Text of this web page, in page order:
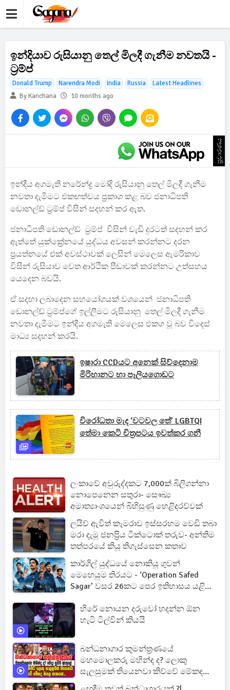
ඉන්දියාව රුසියානු තෙල් මිලදී ගැනීම නවතයි -
ට්‍රම්ප්
Donald Trump Narendra Modi India Russia
Latest Headlines
By Kanchana
10 months ago
ප්‍රචාරණය
ඉන්දීය අගමැති නරේන්ද්‍ර මෝදි රුසියානු තෙල් මිලදී ගැනීම
නවතා දැමීමට එකඟත්වය ප්‍රකාශ කළ බව ජනාධිපති
ඩොනල්ඩ් ට්‍රම්ප් විසින් සදහන් කර ඇත.
ජනාධිපති ඩොනල්ඩ් ට්‍රම්ප් විසින් වැඩි දුරටත් සදහන් කර
ඇත්තේ යුක්ක්‍රේනයේ යුද්ධය අවසන් කරන්නට දරන
ප්‍රයත්නයේ එක් අවස්ථාවක් ලෙසින් මෙලෙස ඇමරිකාව
විසින් රුසියාව වෙත ආර්ථික පීඩාවක් කරන්නට උත්සහය
යෙදෙන බවයි.
ඒ සදහා ලබාදෙන සහයෝගයක් වශයෙන් ජනාධිපති
ඩොනල්ඩ් ට්‍රම්ප්ගේ ඉල්ලීමට රුසියානු තෙල් මිලදී ගැනීම
නවතා දැමීමට ඉන්දීය අගමැති මෙලෙස එකග වූ බව විදෙස්
මාධ්‍ය සදහන් කරයි.
ඉෂාරා CCDයට අනෙක් සිව්දෙනාම
මිරිහානට හා පෑලියගොඩට
විරෝධතා මැද ‘වටවල තේ’ LGBTQI
තේමා කෙටි චිත්‍රපටය ඉවත්කර ගනී
ලංකාවේ අවුරුද්දකට 7,000ක් බිලිගන්නා
නොපෙනෙන සතුරා- සෞඛ්‍ය
අමාත්‍යාංශයෙන් බිහිසුණු හෙළිදරව්වක්
ලයිව් ඇවිත් කැමරාව ඉස්සරහම වෙඩි තබා
මරා දැමූ ජනප්‍රිය ටික්ටොක් තරුව- අන්තිම
තත්පරයේ කියූ තිගැස්සෙන කතාව
කාර්ගිල් යුද්ධයේ නොකියූ ගුවන්
මෙහෙයුම තිරයට - ‘Operation Safed
Sagar’ වසර 26කට පෙර ඉතිහාසය යළි
හිරේ නොයන දරුවෝ හදන්න ඕන
හැටි ටිල්වින් කියයි
බන්ධනාගාර කුමන්ත්‍රණයේ
මහමොලකරු මහින්ද ද? ලොකු
සැලසුමක් තියෙනවා කිව්වේ මේකද
කියල සැකයක්...